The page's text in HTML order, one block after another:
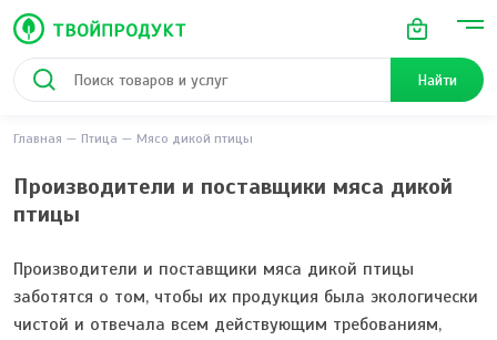
Найти
Главная Птица Мясо дикой птицы
Производители и поставщики мяса дикой
птицы
Производители и поставщики мяса дикой птицы
заботятся о том, чтобы их продукция была экологически
чистой и отвечала всем действующим требованиям,